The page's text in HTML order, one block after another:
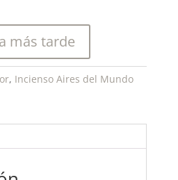
más tarde
, Incienso Aires del Mundo